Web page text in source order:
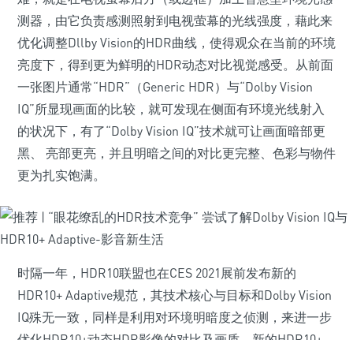
测器，由它负责感测照射到电视萤幕的光线强度，藉此来
优化调整Dllby Vision的HDR曲线，使得观众在当前的环境
亮度下，得到更为鲜明的HDR动态对比视觉感受。从前面
一张图片通常“HDR”（Generic HDR）与“Dolby Vision
IQ”所显现画面的比较，就可发现在侧面有环境光线射入
的状况下，有了“Dolby Vision IQ”技术就可让画面暗部更
黑、 亮部更亮，并且明暗之间的对比更完整、色彩与物件
更为扎实饱满。
时隔一年，HDR10联盟也在CES 2021展前发布新的
HDR10+ Adaptive规范，其技术核心与目标和Dolby Vision
IQ殊无一致，同样是利用对环境明暗度之侦测，来进一步